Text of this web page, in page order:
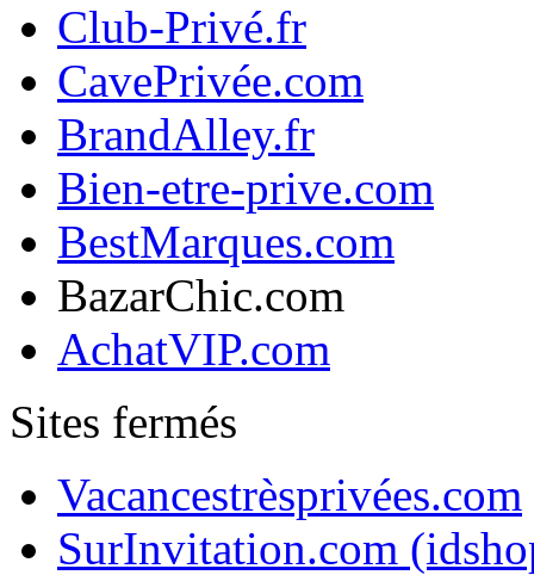
Club-Privé.fr
CavePrivée.com
BrandAlley.fr
Bien-etre-prive.com
BestMarques.com
BazarChic.com
AchatVIP.com
Sites fermés
Vacancestrèsprivées.com
SurInvitation.com